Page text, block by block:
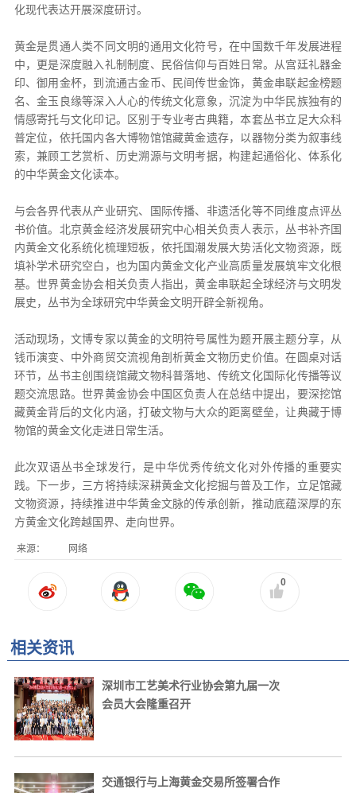
化现代表达开展深度研讨。
黄金是贯通人类不同文明的通用文化符号，在中国数千年发展进程
中，更是深度融入礼制制度、民俗信仰与百姓日常。从宫廷礼器金
印、御用金杯，到流通古金币、民间传世金饰，黄金串联起金榜题
名、金玉良缘等深入人心的传统文化意象，沉淀为中华民族独有的
情感寄托与文化印记。区别于专业考古典籍，本套丛书立足大众科
普定位，依托国内各大博物馆馆藏黄金遗存，以器物分类为叙事线
索，兼顾工艺赏析、历史溯源与文明考据，构建起通俗化、体系化
的中华黄金文化读本。
与会各界代表从产业研究、国际传播、非遗活化等不同维度点评丛
书价值。北京黄金经济发展研究中心相关负责人表示，丛书补齐国
内黄金文化系统化梳理短板，依托国潮发展大势活化文物资源，既
填补学术研究空白，也为国内黄金文化产业高质量发展筑牢文化根
基。世界黄金协会相关负责人指出，黄金串联起全球经济与文明发
展史，丛书为全球研究中华黄金文明开辟全新视角。
活动现场，文博专家以黄金的文明符号属性为题开展主题分享，从
钱币演变、中外商贸交流视角剖析黄金文物历史价值。在圆桌对话
环节，丛书主创围绕馆藏文物科普落地、传统文化国际化传播等议
题交流思路。世界黄金协会中国区负责人在总结中提出，要深挖馆
藏黄金背后的文化内涵，打破文物与大众的距离壁垒，让典藏于博
物馆的黄金文化走进日常生活。
此次双语丛书全球发行，是中华优秀传统文化对外传播的重要实
践。下一步，三方将持续深耕黄金文化挖掘与普及工作，立足馆藏
文物资源，持续推进中华黄金文脉的传承创新，推动底蕴深厚的东
方黄金文化跨越国界、走向世界。
来源： 网络
0
相关资讯
深圳市工艺美术行业协会第九届一次
会员大会隆重召开
交通银行与上海黄金交易所签署合作